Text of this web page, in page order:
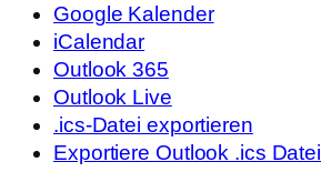
Google Kalender
iCalendar
Outlook 365
Outlook Live
.ics-Datei exportieren
Exportiere Outlook .ics Datei